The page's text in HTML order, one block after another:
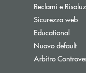
Reclami e
Sicurezza web
Educational
Nuovo default
Arbitro